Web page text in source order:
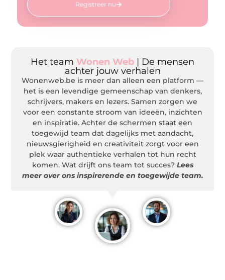
Registreer nu
Het team Wonen Web | De mensen
achter jouw verhalen
Wonenweb.be is meer dan alleen een platform —
het is een levendige gemeenschap van denkers,
schrijvers, makers en lezers. Samen zorgen we
voor een constante stroom van ideeën, inzichten
en inspiratie. Achter de schermen staat een
toegewijd team dat dagelijks met aandacht,
nieuwsgierigheid en creativiteit zorgt voor een
plek waar authentieke verhalen tot hun recht
komen. Wat drijft ons team tot succes? Lees
meer over ons inspirerende en toegewijde team.